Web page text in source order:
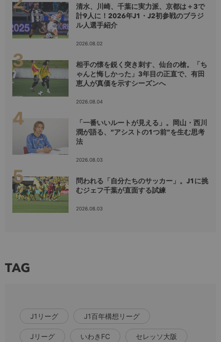
清水、川崎、千葉に実力派、京都は＋3で
計9人に！2026年J1・J2初参戦のブラジ
ル人選手紹介
2026.08.02
相手の懐を鋭く突き刺す、仙台の槍。「ち
ゃんと悔しかった」3年目の正直で、有田
恵人が真価を示すシーズンへ
2026.08.04
「一番いいルートが見える」。岡山・西川
潤が語る、“アシストの1つ前”を生む思考
法
2026.08.03
問われる「自分たちのサッカー」。J1に挑
むジェフ千葉が直面する試練
2026.08.03
TAG
J1リーグ J1百年構想リーグ
Jリーグ いわきFC セレッソ大阪